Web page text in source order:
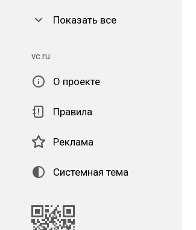
Показать все
vc.ru
О проекте
Правила
Реклама
Системная тема